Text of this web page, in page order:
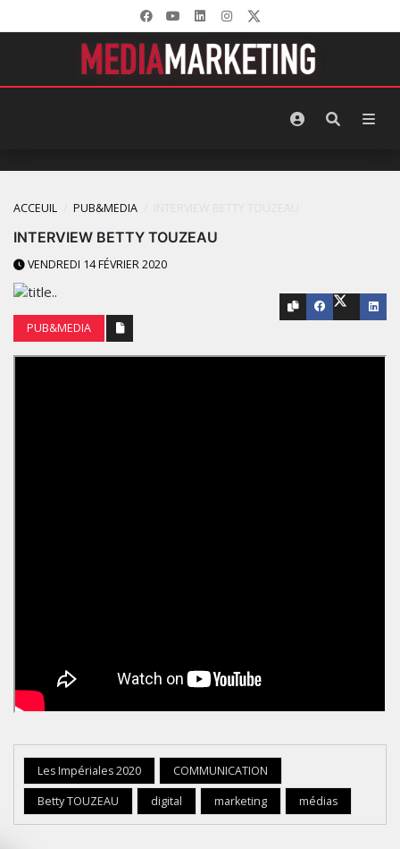
ACCEUIL PUB&MEDIA
INTERVIEW BETTY TOUZEAU
VENDREDI 14 FÉVRIER 2020
PUB&MEDIA
Les Impériales 2020
COMMUNICATION
Betty TOUZEAU
digital marketing médias